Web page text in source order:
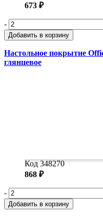
673 ₽
-
Добавить в корзину
Настольное покрытие
глянцевое
Код 348270
868 ₽
-
Добавить в корзину